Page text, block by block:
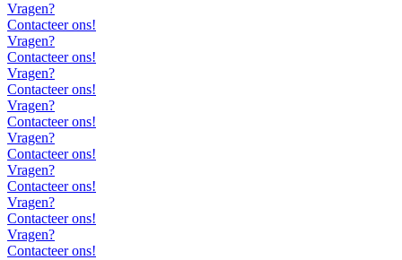
Vragen?
Contacteer ons!
Vragen?
Contacteer ons!
Vragen?
Contacteer ons!
Vragen?
Contacteer ons!
Vragen?
Contacteer ons!
Vragen?
Contacteer ons!
Vragen?
Contacteer ons!
Vragen?
Contacteer ons!